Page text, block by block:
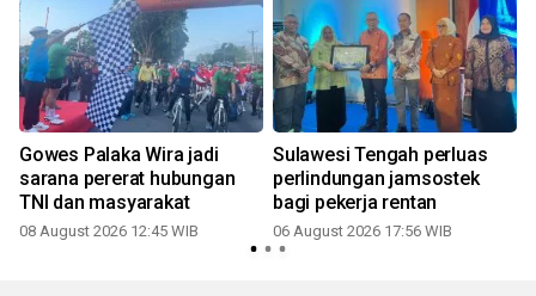
Gowes Palaka Wira jadi
sarana pererat hubungan
TNI dan masyarakat
08 August 2026 12:45 WIB
Sulawesi Tengah perluas
perlindungan jamsostek
bagi pekerja rentan
06 August 2026 17:56 WIB